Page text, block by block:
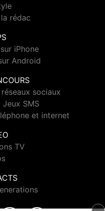
rédac
iPhone
Android
sociaux
Jeux SMS
et internet
TV